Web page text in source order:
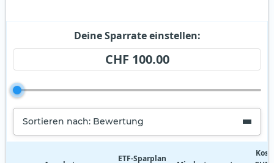
Deine Sparrate einstellen:
CHF 100.00
Sortieren nach: Bewertung
ETF‑Sparplan